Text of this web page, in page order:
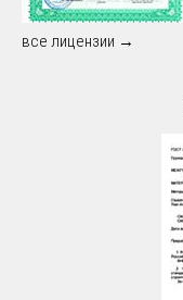
все лицензии →